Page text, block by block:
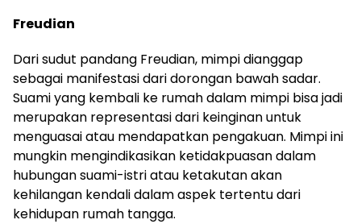
Freudian
Dari sudut pandang Freudian, mimpi dianggap
sebagai manifestasi dari dorongan bawah sadar.
Suami yang kembali ke rumah dalam mimpi bisa jadi
merupakan representasi dari keinginan untuk
menguasai atau mendapatkan pengakuan. Mimpi ini
mungkin mengindikasikan ketidakpuasan dalam
hubungan suami-istri atau ketakutan akan
kehilangan kendali dalam aspek tertentu dari
kehidupan rumah tangga.